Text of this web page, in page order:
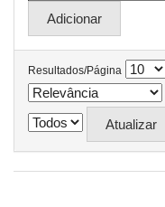
Resultados/Página